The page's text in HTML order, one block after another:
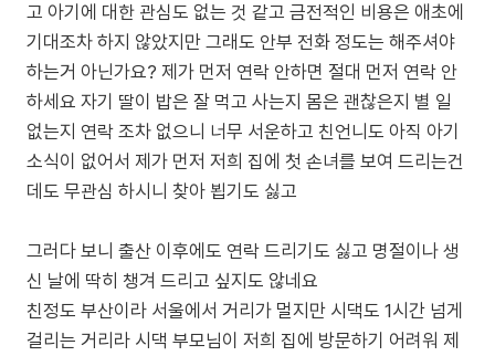
고 아기에 대한 관심도 없는 것 같고 금전적인 비용은 애초에
기대조차 하지 않았지만 그래도 안부 전화 정도는 해주셔야
하는거 아닌가요? 제가 먼저 연락 안하면 절대 먼저 연락 안
하세요 자기 딸이 밥은 잘 먹고 사는지 몸은 괜찮은지 별 일
없는지 연락 조차 없으니 너무 서운하고 친언니도 아직 아기
소식이 없어서 제가 먼저 저희 집에 첫 손녀를 보여 드리는건
데도 무관심 하시니 찾아 뵙기도 싫고
그러다 보니 출산 이후에도 연락 드리기도 싫고 명절이나 생
신 날에 딱히 챙겨 드리고 싶지도 않네요
친정도 부산이라 서울에서 거리가 멀지만 시댁도 1시간 넘게
걸리는 거리라 시댁 부모님이 저희 집에 방문하기 어려워 제